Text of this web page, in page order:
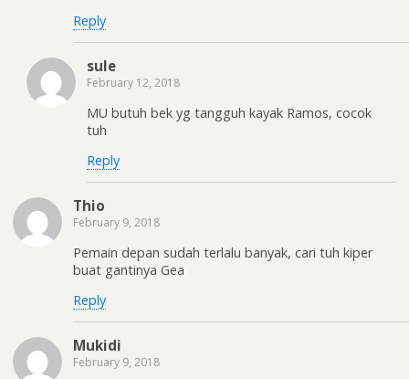
Reply
sule
February 12, 2018
MU butuh bek yg tangguh kayak Ramos, cocok
tuh
Reply
Thio
February 9, 2018
Pemain depan sudah terlalu banyak, cari tuh kiper
buat gantinya Gea
Reply
Mukidi
February 9, 2018